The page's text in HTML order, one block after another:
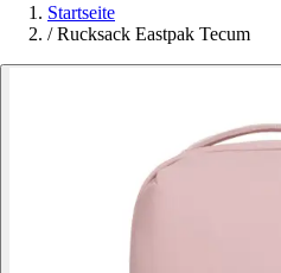
Startseite
/ Rucksack Eastpak Tecum